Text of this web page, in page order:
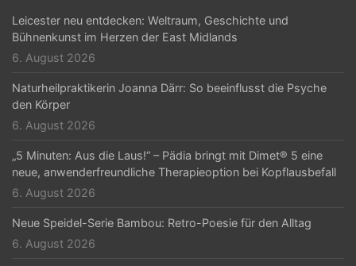
a
t
i
o
n
Leicester neu entdecken: Weltraum, Geschichte und
Bühnenkunst im Herzen der East Midlands
6. August 2026
Naturheilpraktikerin Joanna Därr: So beeinflusst die Psyche
den Körper
6. August 2026
„5 Minuten: Aus die Laus!“ – Pädia bringt mit Dimet® 5 eine
neue, anwenderfreundliche Therapieoption bei Kopflausbefall
6. August 2026
Neue Speidel-Serie Bambou: Retro-Poesie für den Alltag
6. August 2026